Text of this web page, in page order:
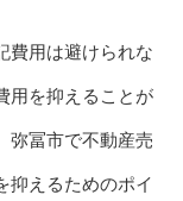
費用は避けられな
用を抑えることが
弥冨市で不動産売
抑えるためのポイ